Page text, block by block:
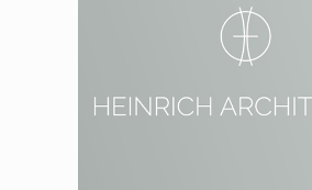
2002 Berlin Prenzlauer Berg